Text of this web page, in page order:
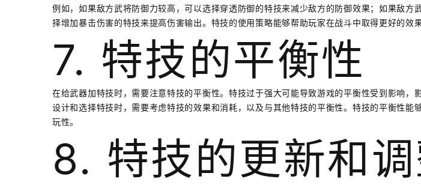
例如，如果敌方武将防御力较高，可以选择穿透防御的特技来减少敌方的防御效果；如果敌方
择增加暴击伤害的特技来提高伤害输出。特技的使用策略能够帮助玩家在战斗中取得更好的效果
7. 特技的平衡性
在给武器加特技时，需要注意特技的平衡性。特技过于强大可能导致游戏的平衡性受到影响，
设计和选择特技时，需要考虑特技的效果和消耗，以及与其他特技的平衡性。特技的平衡性能
玩性。
8. 特技的更新和